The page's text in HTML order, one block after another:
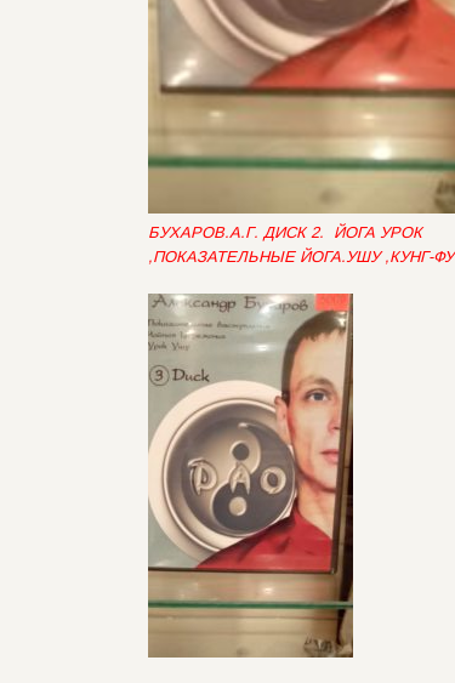
БУХАРОВ.А.Г. ДИСК 2. ЙОГА УРОК
,ПОКАЗАТЕЛЬНЫЕ ЙОГА.УШУ ,КУНГ-ФУ